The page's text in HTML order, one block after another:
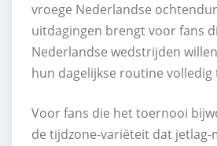
vroege Nederlandse
uitdagingen brengt voor fans
Nederlandse wedstrijden
hun dagelijkse routine
Voor fans die het toernooi
de tijdzone-variëteit dat jetlag-